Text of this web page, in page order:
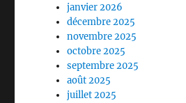
janvier 2026
décembre 2025
novembre 2025
octobre 2025
septembre 2025
août 2025
juillet 2025